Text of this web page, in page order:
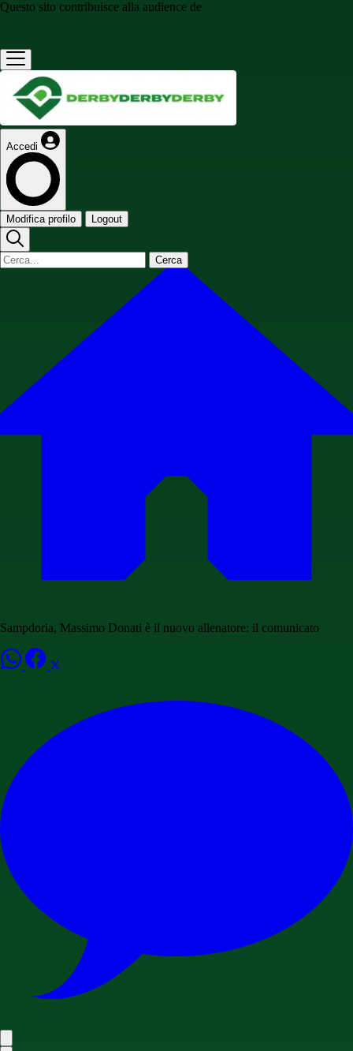
Questo sito contribuisce alla audience de
Accedi
Modifica profilo Logout
Cerca
Sampdoria, Massimo Donati è il nuovo allenatore: il comunicato